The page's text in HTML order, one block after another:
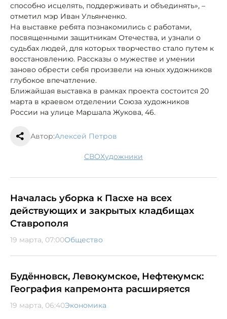
способно исцелять, поддерживать и объединять», –
отметил мэр Иван Ульянченко.
На выставке ребята познакомились с работами,
посвященными защитникам Отечества, и узнали о
судьбах людей, для которых творчество стало путем к
восстановлению. Рассказы о мужестве и умении
заново обрести себя произвели на юных художников
глубокое впечатление.
Ближайшая выставка в рамках проекта состоится 20
марта в краевом отделении Союза художников
России на улице Маршала Жукова, 46.
Автор:Алексей Петров
СВО художники
Началась уборка к Пасхе на всех
действующих и закрытых кладбищах
Ставрополя
19 марта, 07:00Общество
Будённовск, Левокумское, Нефтекумск:
География капремонта расширяется
19 марта, 06:40Экономика